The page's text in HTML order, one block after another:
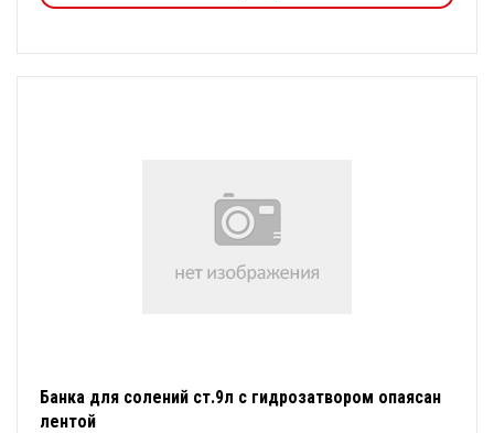
Банка для солений ст.9л с гидрозатвором опаясан
лентой